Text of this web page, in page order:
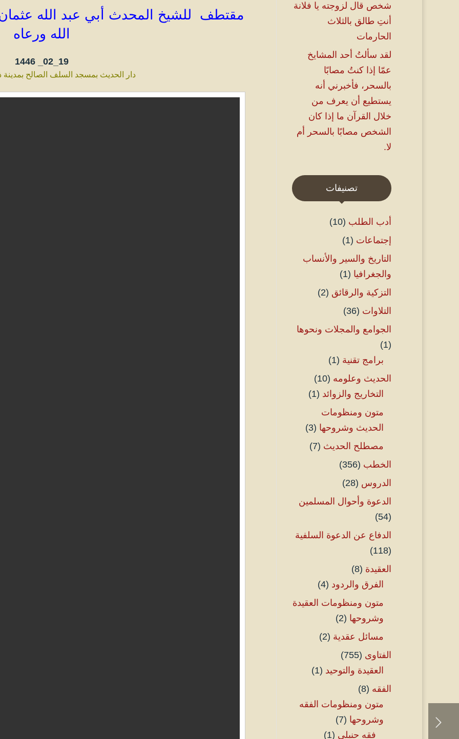
مقتطف للشيخ المحدث أبي عبد الله عثمان
الله ورعاه
19_02_
1446
دار الحديث بمسجد السلف الصالح بمدينة
شخص قال لزوجته يا فلانة
أنتِ طالق بالثلاث
الحارمات
لقد سألتُ أحد المشايخ
عمّا إذا كنتُ مصابًا
بالسحر، فأخبرني أنه
يستطيع أن يعرف من
خلال القرآن ما إذا كان
الشخص مصابًا بالسحر أم
لا.
تصنيفات
أدب الطلب (10)
إجتماعات (1)
التاريخ والسير والأنساب
والجغرافيا (1)
التزكية والرقائق (2)
التلاوات (36)
الجوامع والمجلات ونحوها
(1)
برامج تقنية (1)
الحديث وعلومه (10)
التخاريج والزوائد (1)
متون ومنظومات
الحديث وشروحها (3)
مصطلح الحديث (7)
الخطب (356)
الدروس (28)
الدعوة وأحوال المسلمين
(54)
الدفاع عن الدعوة السلفية
(118)
العقيدة (8)
الفرق والردود (4)
متون ومنظومات العقيدة
وشروحها (2)
مسائل عقدية (2)
الفتاوى (755)
العقيدة والتوحيد (1)
الفقه (8)
متون ومنظومات الفقه
وشروحها (7)
فقه حنبلي (1)